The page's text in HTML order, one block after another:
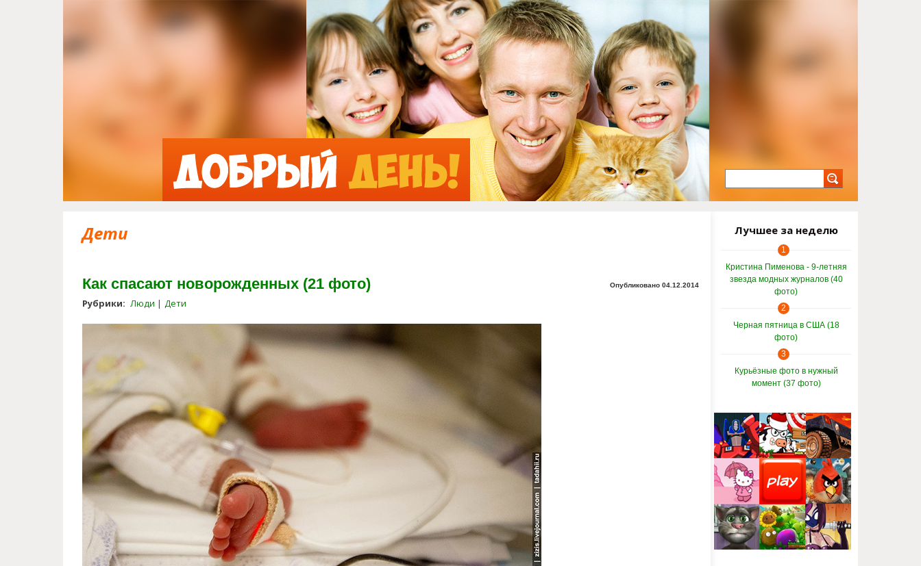
Jump to Navigation
Дети
Как спасают новорожденных (21 фото) Опубликовано 04.12.2014
Рубрики: Люди Дети
saving_new_born_child.jpg
Лучшее за неделю
1
Кристина Пименова - 9-летняя
звезда модных журналов (40
фото)
2
Черная пятница в США (18
фото)
3
Курьёзные фото в нужный
момент (37 фото)